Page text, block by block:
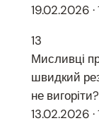
19.02.2026 ·
13
Мисливці
швидкий
не вигоріти?
13.02.2026 ·